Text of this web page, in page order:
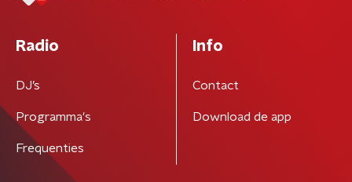
Radio
DJ’s
Programma's
Frequenties
Info
Contact
Download de app